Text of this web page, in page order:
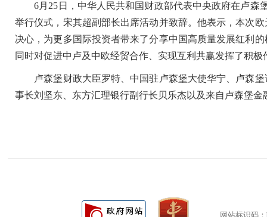
6月25日，中华人民共和国财政部代表中央政府在卢森
举行仪式，宋其超副部长出席活动并致辞。他表示，本次
决心，为更多国际投资者带来了分享中国高质量发展红利
同时对促进中卢及中欧经贸合作、实现互利共赢发挥了积
卢森堡财政大臣罗特、中国驻卢森堡大使华宁、卢森堡
事长刘坚东、东方汇理银行副行长贝乐杰以及来自卢森堡
网站标识码